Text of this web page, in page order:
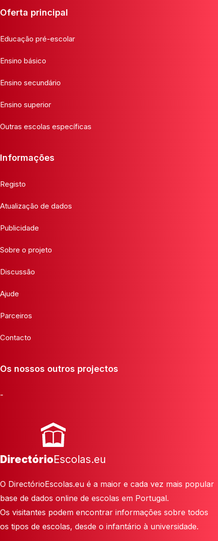
Oferta principal
Educação pré-escolar
Ensino básico
Ensino secundário
Ensino superior
Outras escolas específicas
Informações
Registo
Atualização de dados
Publicidade
Sobre o projeto
Discussão
Ajude
Parceiros
Contacto
Os nossos outros projectos
-
DirectórioEscolas.eu
O DirectórioEscolas.eu é a maior e cada vez mais popular
base de dados online de escolas em Portugal.
Os visitantes podem encontrar informações sobre todos
os tipos de escolas, desde o infantário à universidade.